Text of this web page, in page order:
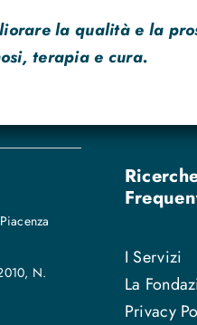
la qualità e la
terapia e cura.
N.
I Servizi
La
Privacy